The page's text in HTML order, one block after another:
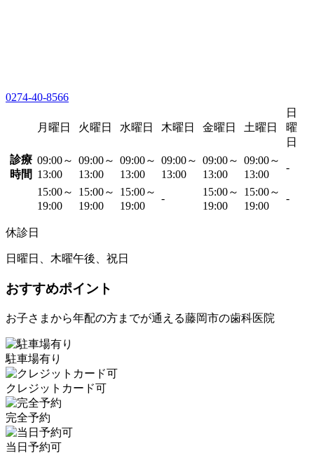
0274-40-8566
月曜日 火曜日 水曜日 木曜日 金曜日 土曜日
日
曜
日
診療
時間
09:00～
13:00
09:00～
13:00
09:00～
13:00
09:00～
13:00
09:00～
13:00
09:00～
13:00
-
15:00～
19:00
15:00～
19:00
15:00～
19:00
-
15:00～
19:00
15:00～
19:00
-
休診日
日曜日、木曜午後、祝日
おすすめポイント
お子さまから年配の方までが通える藤岡市の歯科医院
駐車場有り
クレジットカード可
完全予約
当日予約可